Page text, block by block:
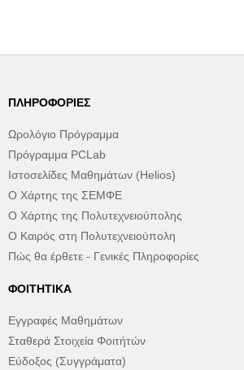
ΠΛΗΡΟΦΟΡΊΕΣ
Ωρολόγιο Πρόγραμμα
Πρόγραμμα PCLab
Ιστοσελίδες Μαθημάτων (Helios)
Ο Χάρτης της ΣΕΜΦΕ
Ο Χάρτης της Πολυτεχνειούπολης
Ο Καιρός στη Πολυτεχνειούπολη
Πώς θα έρθετε - Γενικές Πληροφορίες
ΦΟΙΤΗΤΙΚΆ
Εγγραφές Μαθημάτων
Σταθερά Στοιχεία Φοιτήτών
Εύδοξος (Συγγράματα)